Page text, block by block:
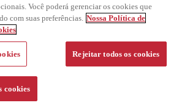
Você poderá gerenciar os cookies que
com suas preferências. Nossa Política de
Rejeitar todos os cookies
cookies